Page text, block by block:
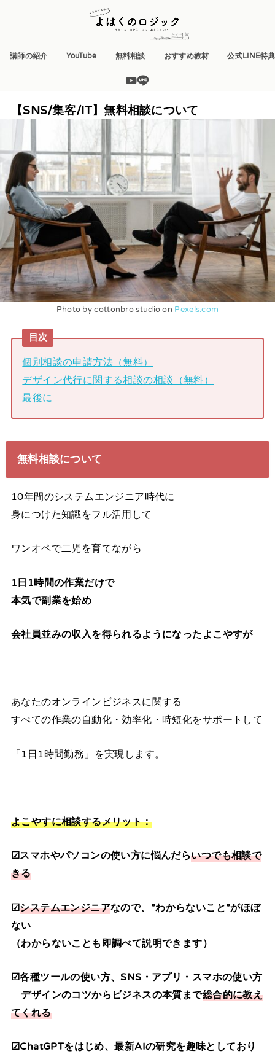
講師の紹介 YouTube 無料相談 おすすめ教材 公式LINE特典
【SNS/集客/IT】無料相談について
Photo by cottonbro studio on Pexels.com
目次
個別相談の申請方法（無料）
デザイン代行に関する相談の相談（無料）
最後に
無料相談について
10年間のシステムエンジニア時代に
身につけた知識をフル活用して
ワンオペで二児を育てながら
1日1時間の作業だけで
本気で副業を始め
会社員並みの収入を得られるようになったよこやすが
あなたのオンラインビジネスに関する
すべての作業の自動化・効率化・時短化をサポートして
「1日1時間勤務」を実現します。
よこやすに相談するメリット：
☑スマホやパソコンの使い方に悩んだらいつでも相談で
きる
☑システムエンジニアなので、”わからないこと”がほぼ
ない
（わからないことも即調べて説明できます）
☑各種ツールの使い方、SNS・アプリ・スマホの使い方
デザインのコツからビジネスの本質まで総合的に教え
てくれる
☑ChatGPTをはじめ、最新AIの研究を趣味としており